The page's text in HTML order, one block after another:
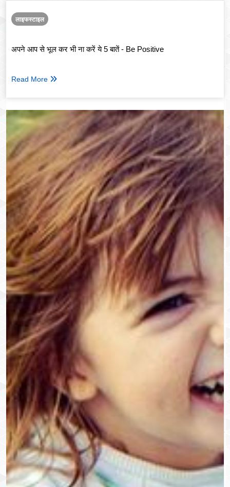
लाइफस्टाइल
अपने आप से भूल कर भी ना करें ये 5 बातें - Be Positive
Read More